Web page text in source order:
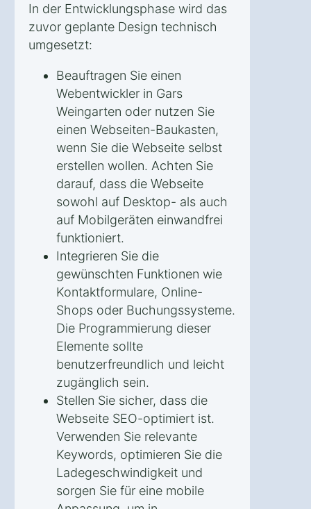
In der Entwicklungsphase wird das
zuvor geplante Design technisch
umgesetzt:
Beauftragen Sie einen
Webentwickler in Gars
Weingarten oder nutzen Sie
einen Webseiten-Baukasten,
wenn Sie die Webseite selbst
erstellen wollen. Achten Sie
darauf, dass die Webseite
sowohl auf Desktop- als auch
auf Mobilgeräten einwandfrei
funktioniert.
Integrieren Sie die
gewünschten Funktionen wie
Kontaktformulare, Online-
Shops oder Buchungssysteme.
Die Programmierung dieser
Elemente sollte
benutzerfreundlich und leicht
zugänglich sein.
Stellen Sie sicher, dass die
Webseite SEO-optimiert ist.
Verwenden Sie relevante
Keywords, optimieren Sie die
Ladegeschwindigkeit und
sorgen Sie für eine mobile